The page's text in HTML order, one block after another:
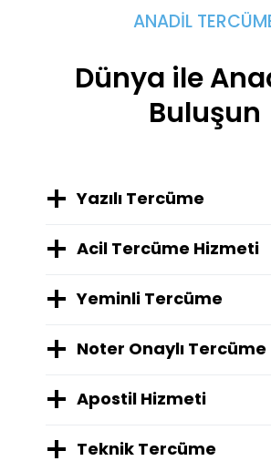
ANADIL
Dünya ile
Buluşun
Yazılı Tercüme
Acil Tercüme Hizmeti
Yeminli Tercüme
Noter Onaylı Tercüme
Apostil Hizmeti
Teknik Tercüme